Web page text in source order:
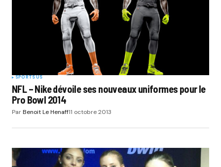
Submit Comment
SPORTS US
NFL – Nike dévoile ses nouveaux uniformes pour le
Pro Bowl 2014
ParBenoit Le Henaff11 octobre 2013